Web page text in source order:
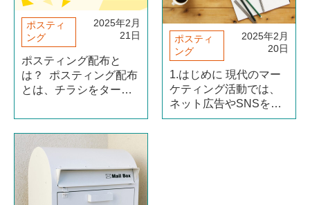
こともあります。 こう
した業務を専門の外注
（続きを読む）
自己負担を抑えながら
販路開拓を進められま
（続きを読む）
ポスティ
ング
2025年2月
21日
ポスティング配布と
は？ ポスティング配布
とは、チラシをターゲ
接投函する広告手法
で、地域密着型の集客
に強いのが特徴です。
テレビや新聞などのマ
ス広告と異なり、特定
のエリアや住宅形（続
ポスティ
ング
2025年2月
20日
1.はじめに 現代のマー
ケティング活動では、
ネット広告やSNSを活
用したオンライン施策